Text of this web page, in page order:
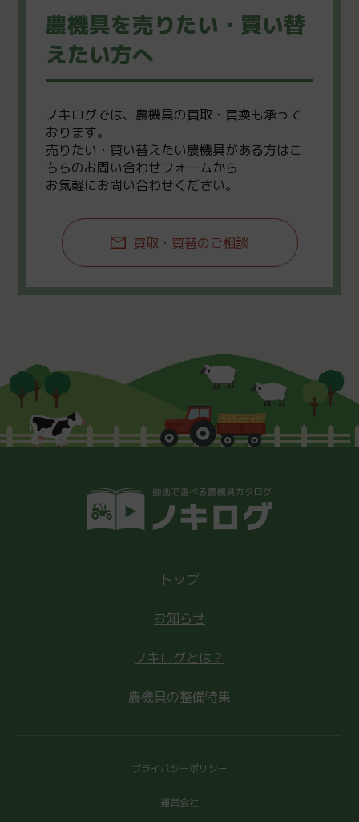
農機具を売りたい・買い替
えたい方へ
ノキログでは、農機具の買取・買換も承って
おります。
売りたい・買い替えたい農機具がある方はこ
ちらのお問い合わせフォームから
お気軽にお問い合わせください。
買取・買替のご相談
トップ
お知らせ
ノキログとは？
農機具の整備特集
プライバシーポリシー
運営会社